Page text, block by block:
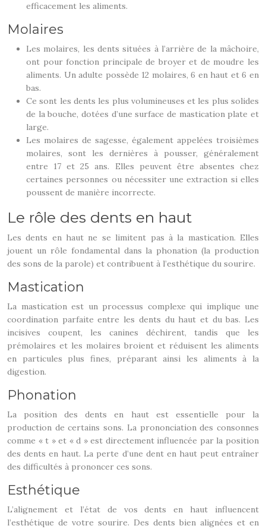
efficacement les aliments.
Molaires
Les molaires, les dents situées à l’arrière de la mâchoire,
ont pour fonction principale de broyer et de moudre les
aliments. Un adulte possède 12 molaires, 6 en haut et 6 en
bas.
Ce sont les dents les plus volumineuses et les plus solides
de la bouche, dotées d’une surface de mastication plate et
large.
Les molaires de sagesse, également appelées troisièmes
molaires, sont les dernières à pousser, généralement
entre 17 et 25 ans. Elles peuvent être absentes chez
certaines personnes ou nécessiter une extraction si elles
poussent de manière incorrecte.
Le rôle des dents en haut
Les dents en haut ne se limitent pas à la mastication. Elles
jouent un rôle fondamental dans la phonation (la production
des sons de la parole) et contribuent à l’esthétique du sourire.
Mastication
La mastication est un processus complexe qui implique une
coordination parfaite entre les dents du haut et du bas. Les
incisives coupent, les canines déchirent, tandis que les
prémolaires et les molaires broient et réduisent les aliments
en particules plus fines, préparant ainsi les aliments à la
digestion.
Phonation
La position des dents en haut est essentielle pour la
production de certains sons. La prononciation des consonnes
comme « t » et « d » est directement influencée par la position
des dents en haut. La perte d’une dent en haut peut entraîner
des difficultés à prononcer ces sons.
Esthétique
L’alignement et l’état de vos dents en haut influencent
l’esthétique de votre sourire. Des dents bien alignées et en